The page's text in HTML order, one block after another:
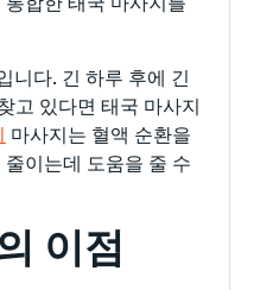
니다. 긴 하루 후에 긴
고 있다면 태국 마사지
마사지는 혈액 순환을
이는데 도움을 줄 수
이점